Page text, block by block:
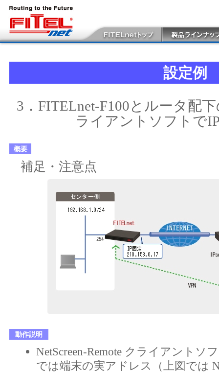
設定例
3．FITELnet-F100とルータ配下
ライアントソフトで
概要
補足・注意点
動作説明
NetScreen-Remote クライアントソ
では端末の実アドレス（上図では